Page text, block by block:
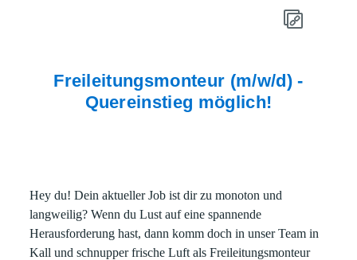
Freileitungsmonteur (m/w/d) -
Quereinstieg möglich!
Hey du! Dein aktueller Job ist dir zu monoton und
langweilig? Wenn du Lust auf eine spannende
Herausforderung hast, dann komm doch in unser Team in
Kall und schnupper frische Luft als Freileitungsmonteur